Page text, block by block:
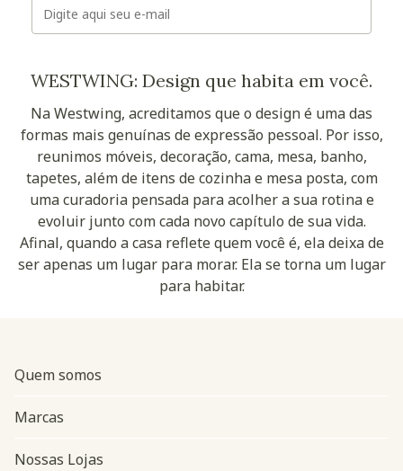
WESTWING: Design que habita em você.
Na Westwing, acreditamos que o design é uma das
formas mais genuínas de expressão pessoal. Por isso,
reunimos móveis, decoração, cama, mesa, banho,
tapetes, além de itens de cozinha e mesa posta, com
uma curadoria pensada para acolher a sua rotina e
evoluir junto com cada novo capítulo de sua vida.
Afinal, quando a casa reflete quem você é, ela deixa de
ser apenas um lugar para morar. Ela se torna um lugar
para habitar.
Quem somos
Marcas
Nossas Lojas